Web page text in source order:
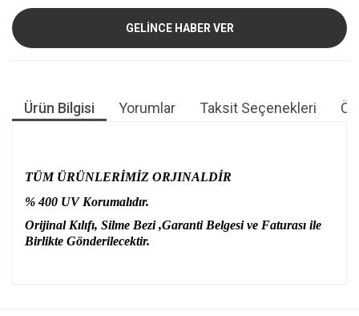
GELİNCE HABER VER
Ürün Bilgisi Yorumlar Taksit Seçenekleri
TÜM ÜRÜNLERİMİZ ORJINALDİR
% 400 UV Korumalıdır.
Orijinal Kılıfı, Silme Bezi ,Garanti Belgesi ve Faturası ile
Birlikte Gönderilecektir.